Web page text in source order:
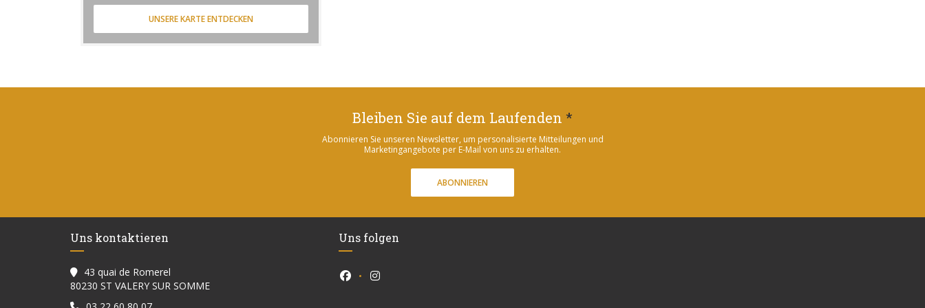
UNSERE KARTE ENTDECKEN
Bleiben Sie auf dem Laufenden *
Abonnieren Sie unseren Newsletter, um personalisierte Mitteilungen und
Marketingangebote per E-Mail von uns zu erhalten.
ABONNIEREN
Uns kontaktieren
43 quai de Romerel
80230 ST VALERY SUR SOMME((öffnet ein neues Fenster))
Uns folgen
Facebook ((öffnet ein neues Fenster))
Instagram ((öffnet ein neues Fenster))